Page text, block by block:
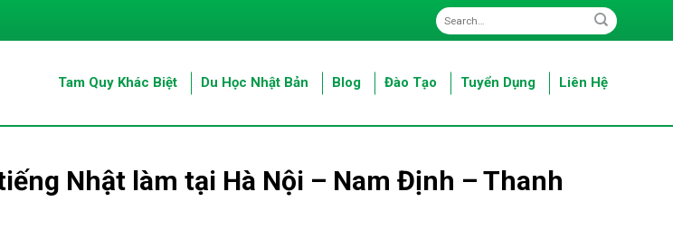
Tam Quy Khác Biệt Du Học Nhật Bản Blog Đào Tạo Tuyển Dụng Liên Hệ
Nhật làm tại Hà Nội – Nam Định – Thanh